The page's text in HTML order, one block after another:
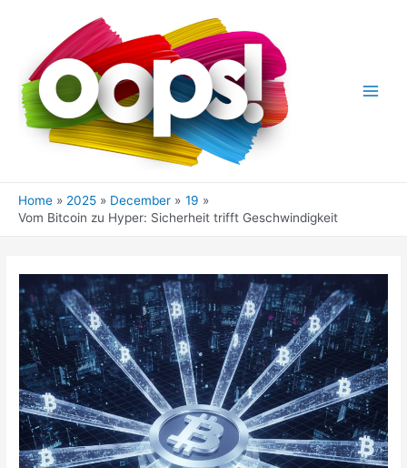
Home 2025 December
19
Vom Bitcoin zu Hyper: Sicherheit trifft Geschwindigkeit